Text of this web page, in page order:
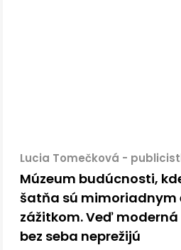
Lucia Tomečková -
Múzeum budúcnosti,
šatňa sú mimoriadnym
zážitkom. Veď
bez seba neprežijú